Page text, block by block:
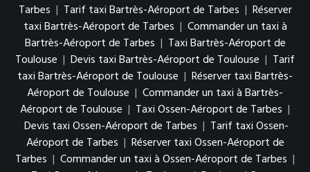
Tarbes | Tarif taxi Bartrès-Aéroport de Tarbes | Réserver
taxi Bartrès-Aéroport de Tarbes | Commander un taxi à
Bartrès-Aéroport de Tarbes | Taxi Bartrès-Aéroport de
Toulouse | Devis taxi Bartrès-Aéroport de Toulouse | Tarif
taxi Bartrès-Aéroport de Toulouse | Réserver taxi Bartrès-
Aéroport de Toulouse | Commander un taxi à Bartrès-
Aéroport de Toulouse | Taxi Ossen-Aéroport de Tarbes |
Devis taxi Ossen-Aéroport de Tarbes | Tarif taxi Ossen-
Aéroport de Tarbes | Réserver taxi Ossen-Aéroport de
Tarbes | Commander un taxi à Ossen-Aéroport de Tarbes |